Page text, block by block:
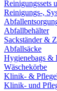
Reinigungssets
Reinigungs-,
Abfallbehälter
Sackständer &
Abfallsäcke
Hygienebags &
Wäschekörbe
Klinik- &
Klinik- und